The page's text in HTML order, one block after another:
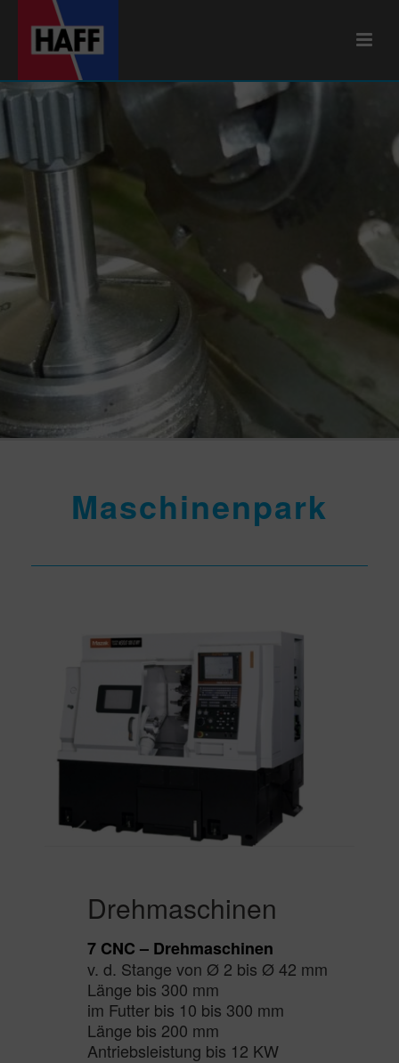
Maschinenpark
Drehmaschinen
7 CNC – Drehmaschinen
v. d. Stange von Ø 2 bis Ø 42 mm
Länge bis 300 mm
im Futter bis 10 bis 300 mm
Länge bis 200 mm
Antriebsleistung bis 12 KW